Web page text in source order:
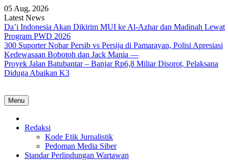
Skip
to
content
05 Aug, 2026
Latest News
Da’i Indonesia Akan Dikirim MUI ke Al-Azhar dan Madinah Lewat
Program PWD 2026
300 Suporter Nobar Persib vs Persija di Pamarayan, Polisi Apresiasi
Kedewasaan Bobotoh dan Jack Mania —
Proyek Jalan Batubantar – Banjar Rp6,8 Miliar Disorot, Pelaksana
Diduga Abaikan K3
Menu
Redaksi
Kode Etik Jurnalistik
Pedoman Media Siber
Standar Perlindungan Wartawan